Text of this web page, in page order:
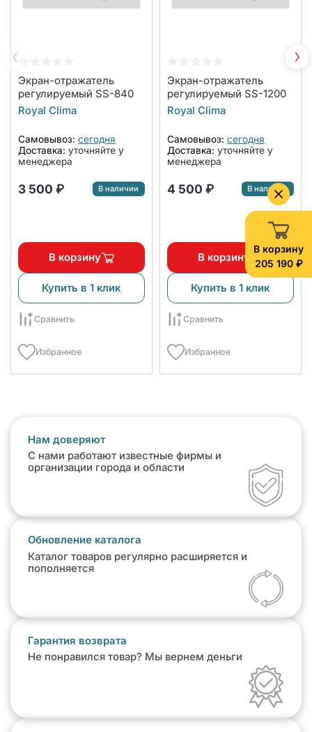
В корзину
205 190 ₽
Экран-отражатель
регулируемый SS-840
Royal Clima
Самовывоз: сегодня
Доставка: уточняйте у
менеджера
3 500 ₽ В наличии
В корзину
Купить в 1 клик
Сравнить
Избранное
Экран-отражатель
регулируемый SS-1200
Royal Clima
Самовывоз: сегодня
Доставка: уточняйте у
менеджера
4 500 ₽ В наличии
В корзину
Купить в 1 клик
Сравнить
Избранное
Нам доверяют
С нами работают известные фирмы и
организации города и области
Обновление каталога
Каталог товаров регулярно расширяется и
пополняется
Гарантия возврата
Не понравился товар? Мы вернем деньги